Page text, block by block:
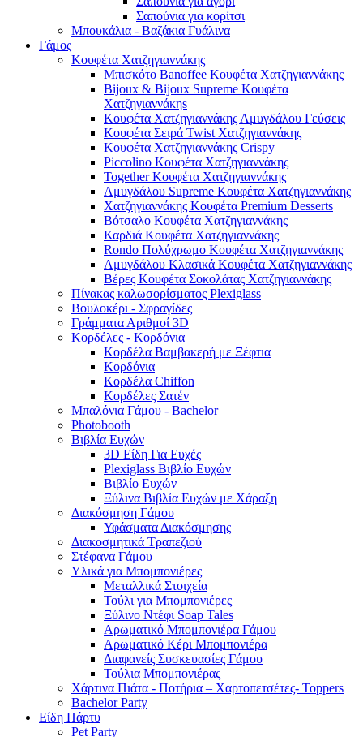
Σαπούνια για κορίτσι
Μπουκάλια - Βαζάκια Γυάλινα
Γάμος
Κουφέτα Χατζηγιαννάκης
Μπισκότο Banoffee Κουφέτα Χατζηγιαννάκης
Bijoux & Bijoux Supreme Κουφέτα
Χατζηγιαννάκηs
Κουφέτα Χατζηγιαννάκης Αμυγδάλου Γεύσεις
Κουφέτα Σειρά Twist Χατζηγιαννάκης
Κουφέτα Χατζηγιαννάκης Crispy
Piccolino Κουφέτα Χατζηγιαννάκης
Together Κουφέτα Χατζηγιαννάκης
Αμυγδάλου Supreme Κουφέτα Χατζηγιαννάκης
Χατζηγιαννάκης Κουφέτα Premium Desserts
Βότσαλο Κουφέτα Χατζηγιαννάκης
Καρδιά Κουφέτα Χατζηγιαννάκης
Rondo Πολύχρωμο Κουφέτα Χατζηγιαννάκης
Αμυγδάλου Κλασικά Κουφέτα Χατζηγιαννάκης
Βέρες Κουφέτα Σοκολάτας Χατζηγιαννάκης
Πίνακας καλωσορίσματος Plexiglass
Βουλοκέρι - Σφραγίδες
Γράμματα Αριθμοί 3D
Κορδέλες - Κορδόνια
Κορδέλα Βαμβακερή με Ξέφτια
Κορδόνια
Κορδέλα Chiffon
Κορδέλες Σατέν
Μπαλόνια Γάμου - Bachelor
Photobooth
Βιβλία Ευχών
3D Είδη Για Ευχές
Plexiglass Βιβλίο Ευχών
Βιβλίο Ευχών
Ξύλινα Βιβλία Ευχών με Χάραξη
Διακόσμηση Γάμου
Υφάσματα Διακόσμησης
Διακοσμητικά Τραπεζιού
Στέφανα Γάμου
Υλικά για Μπομπονιέρες
Μεταλλικά Στοιχεία
Τούλι για Μπομπονιέρες
Ξύλινο Ντέφι Soap Tales
Αρωματικό Μπομπονιέρα Γάμου
Αρωματικό Κέρι Μπομπονιέρα
Διαφανείς Συσκευασίες Γάμου
Τούλια Μπομπονιέρας
Χάρτινα Πιάτα - Ποτήρια – Χαρτοπετσέτες- Toppers
Bachelor Party
Είδη Πάρτυ
Pet Party